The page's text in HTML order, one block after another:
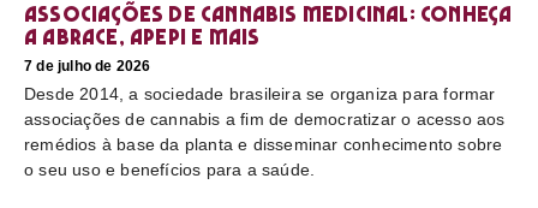
Associações de cannabis medicinal: conheça
a Abrace, Apepi e mais
7 de julho de 2026
Desde 2014, a sociedade brasileira se organiza para formar
associações de cannabis a fim de democratizar o acesso aos
remédios à base da planta e disseminar conhecimento sobre
o seu uso e benefícios para a saúde.